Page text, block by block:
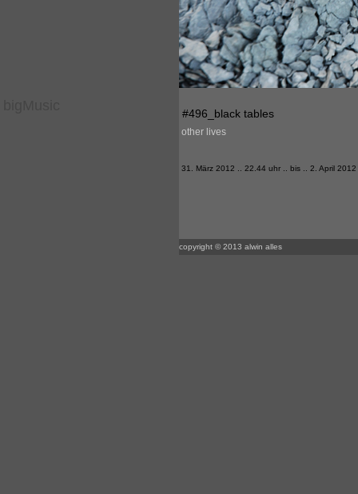
#496_black tables
other lives
31. März 2012 .. 22.44 uhr .. bis .. 2. April
copyright © 2013 alwin alles